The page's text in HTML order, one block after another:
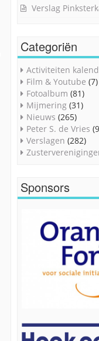
Verslag
Categoriën
Activiteiten
Film & Youtube (7)
Fotoalbum (81)
Mijmering (31)
Nieuws (265)
Peter S. de Vries
Verslagen (282)
Sponsors